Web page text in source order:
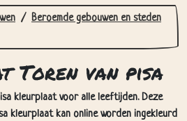
Beroemde gebouwen en steden
Toren van pisa
kleurplaat voor alle leeftijden. Deze
kleurplaat kan online worden ingekleurd